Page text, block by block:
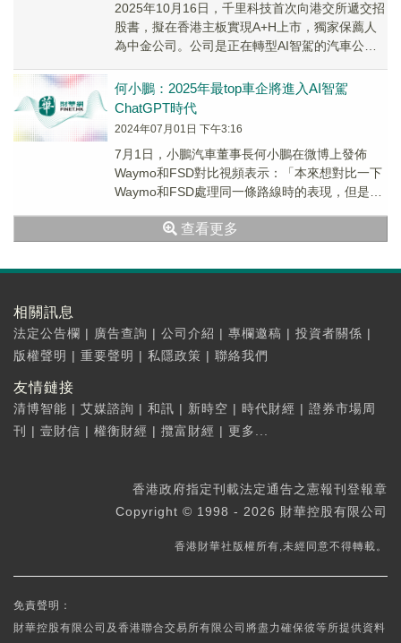
2025年10月16日，千里科技首次向港交所遞交招
股書，擬在香港主板實現A+H上市，獨家保薦人
為中金公司。公司是正在轉型AI智駕的汽車公
何小鵬：2025年最top車企將進入AI智駕
ChatGPT時代
2024年07月01日 下午3:16
7月1日，小鵬汽車董事長何小鵬在微博上發佈
Waymo和FSD對比視頻表示：「本來想對比一下
Waymo和FSD處理同一條路線時的表現，但是因
查看更多
相關訊息
法定公告欄 | 廣告查詢 | 公司介紹 | 專欄邀稿 | 投資者關係 |
版權聲明 | 重要聲明 | 私隱政策 | 聯絡我們
友情鏈接
清博智能 | 艾媒諮詢 | 和訊 | 新時空 | 時代財經 | 證券市場周
刊
| 壹財信 | 權衡財經 | 攬富財經 | 更多...
香港政府指定刊載法定通告之憲報刊登報章
Copyright © 1998 - 2026 財華控股有限公司
香港財華社版權所有,未經同意不得轉載。
免責聲明：
財華控股有限公司及香港聯合交易所有限公司將盡力確保彼等所提供資料